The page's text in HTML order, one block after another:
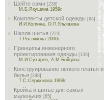
Шейте сами [238]
М.Б.Якушина 1959г.
Комплекты детской одежды [84]
И.И.Колгина, О.П.Ульяшева
Школа шитья [223]
Т.Рослякова 2000г.
Принципы инженерного
проектирования одежды [136]
М.И.Сухарев, А.М.Бойцова
Конструирование лёгкого платья и
белья [248]
Т.С.Сердюкова 1969г.
Кройка и шитьё для самых
маленьких [65]